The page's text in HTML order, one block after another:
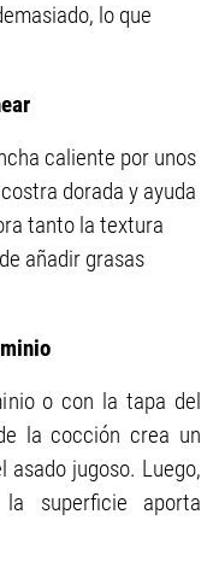
lo que
caliente por unos
dorada y ayuda
tanto la textura
añadir grasas
o con la tapa del
la cocción crea un
asado jugoso. Luego,
superficie aporta